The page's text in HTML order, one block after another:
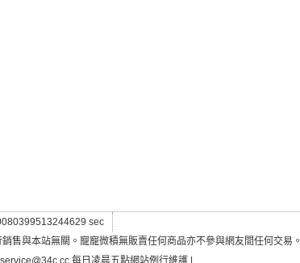
sec
售與本站無關。寵寵微積無販賣任何商品亦不參與網友間任何交易。
每日凌晨五點網站例行維護 |